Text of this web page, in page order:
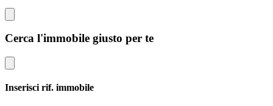
Cerca l'immobile giusto per te
Inserisci rif. immobile